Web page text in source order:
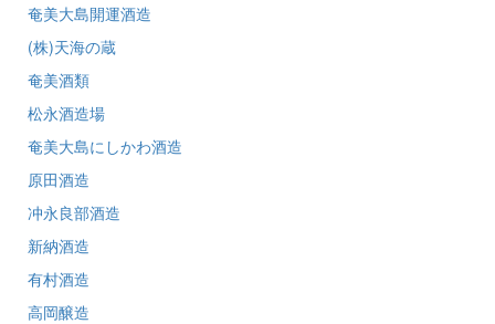
奄美大島開運酒造
(株)天海の蔵
奄美酒類
松永酒造場
奄美大島にしかわ酒造
原田酒造
冲永良部酒造
新納酒造
有村酒造
高岡醸造